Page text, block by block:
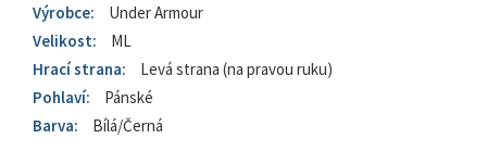
Výrobce:
Under Armour
Velikost:
ML
Hrací strana:
Levá strana (na pravou ruku)
Pohlaví:
Pánské
Barva:
Bílá/Černá